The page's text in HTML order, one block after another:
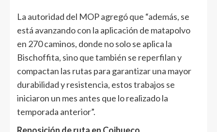
La autoridad del MOP agregó que “además, se
está avanzando con la aplicación de matapolvo
en 270 caminos, donde no solo se aplica la
Bischoffita, sino que también se reperfilan y
compactan las rutas para garantizar una mayor
durabilidad y resistencia, estos trabajos se
iniciaron un mes antes que lo realizado la
temporada anterior”.